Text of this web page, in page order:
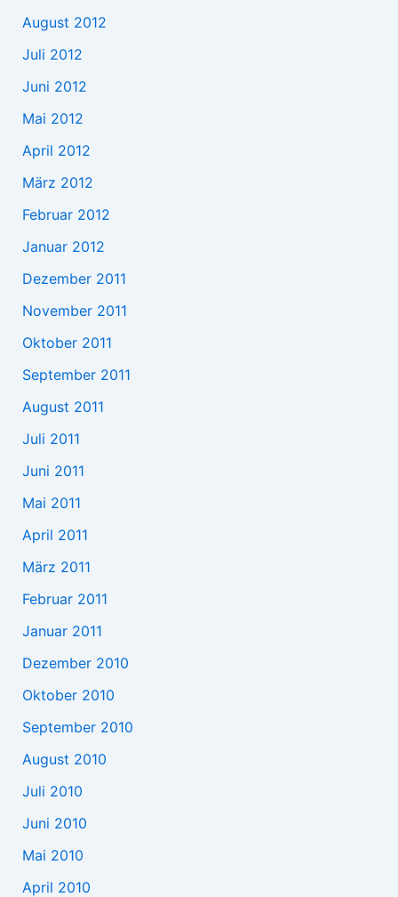
August 2012
Juli 2012
Juni 2012
Mai 2012
April 2012
März 2012
Februar 2012
Januar 2012
Dezember 2011
November 2011
Oktober 2011
September 2011
August 2011
Juli 2011
Juni 2011
Mai 2011
April 2011
März 2011
Februar 2011
Januar 2011
Dezember 2010
Oktober 2010
September 2010
August 2010
Juli 2010
Juni 2010
Mai 2010
April 2010